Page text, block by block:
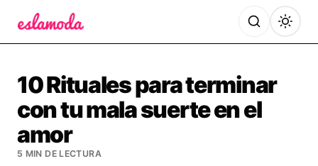
10 Rituales para terminar
con tu mala suerte en el
amor
5 MIN DE LECTURA